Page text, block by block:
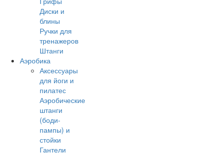
Диски и
блины
Ручки для
тренажеров
Штанги
Аэробика
Аксессуары
для йоги и
пилатес
Аэробические
штанги
(боди-
пампы) и
стойки
Гантели